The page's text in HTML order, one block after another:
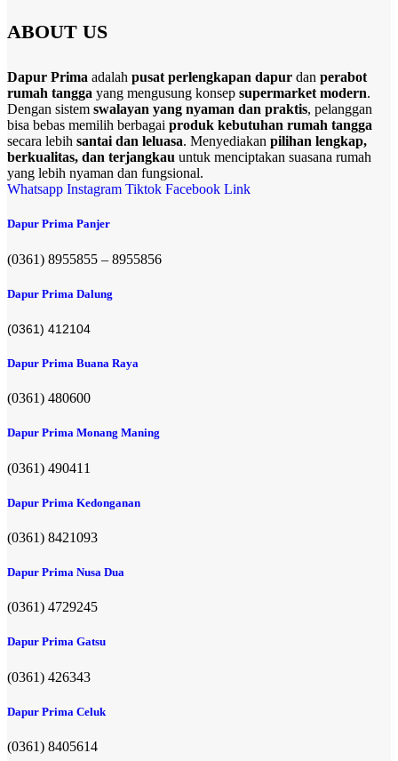
ABOUT US
Dapur Prima adalah pusat perlengkapan dapur dan perabot
rumah tangga yang mengusung konsep supermarket modern.
Dengan sistem swalayan yang nyaman dan praktis, pelanggan
bisa bebas memilih berbagai produk kebutuhan rumah tangga
secara lebih santai dan leluasa. Menyediakan pilihan lengkap,
berkualitas, dan terjangkau untuk menciptakan suasana rumah
yang lebih nyaman dan fungsional.
Whatsapp Instagram Tiktok Facebook Link
Dapur Prima Panjer
(0361) 8955855 – 8955856​
Dapur Prima Dalung
(0361) 412104
Dapur Prima Buana Raya
(0361) 480600
Dapur Prima Monang Maning
(0361) 490411​
Dapur Prima Kedonganan
(0361) 8421093
Dapur Prima Nusa Dua
(0361) 4729245
Dapur Prima Gatsu
(0361) 426343
Dapur Prima Celuk
(0361) 8405614